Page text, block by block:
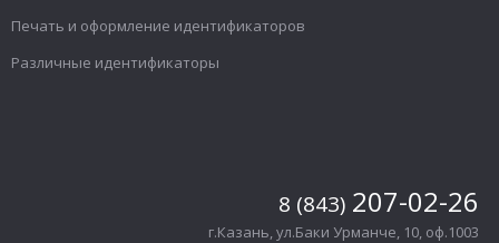
Печать и оформление идентификаторов
Различные идентификаторы
8 (843) 207-02-26
г.Казань, ул.Баки Урманче, 10, оф.1003